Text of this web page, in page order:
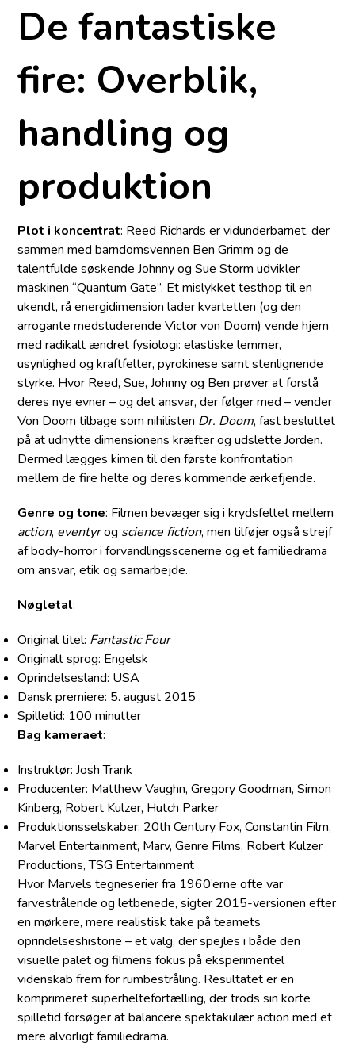
De fantastiske
fire: Overblik,
handling og
produktion
Plot i koncentrat: Reed Richards er vidunderbarnet, der
sammen med barndomsvennen Ben Grimm og de
talentfulde søskende Johnny og Sue Storm udvikler
maskinen “Quantum Gate”. Et mislykket testhop til en
ukendt, rå energi­dimension lader kvartetten (og den
arrogante medstuderende Victor von Doom) vende hjem
med radikalt ændret fysiologi: elastiske lemmer,
usynlighed og kraftfelter, pyrokinese samt stenlignende
styrke. Hvor Reed, Sue, Johnny og Ben prøver at forstå
deres nye evner – og det ansvar, der følger med – vender
Von Doom tilbage som nihilisten Dr. Doom, fast besluttet
på at udnytte dimensionens kræfter og udslette Jorden.
Dermed lægges kimen til den første konfrontation
mellem de fire helte og deres kommende ærkefjende.
Genre og tone: Filmen bevæger sig i krydsfeltet mellem
action, eventyrog science fiction, men tilføjer også strejf
af body-horror i forvandlings­scenerne og et familiedrama
om ansvar, etik og samarbejde.
Nøgletal:
Original titel: Fantastic Four
Originalt sprog: Engelsk
Oprindelsesland: USA
Dansk premiere: 5. august 2015
Spilletid: 100 minutter
Bag kameraet:
Instruktør: Josh Trank
Producenter: Matthew Vaughn, Gregory Goodman, Simon
Kinberg, Robert Kulzer, Hutch Parker
Produktionsselskaber: 20th Century Fox, Constantin Film,
Marvel Entertainment, Marv, Genre Films, Robert Kulzer
Productions, TSG Entertainment
Hvor Marvels tegneserier fra 1960’erne ofte var
farvestrålende og letbenede, sigter 2015-versionen efter
en mørkere, mere realistisk take på teamets
oprindelseshistorie – et valg, der spejles i både den
visuelle palet og filmens fokus på eksperimentel
videnskab frem for rumbestråling. Resultatet er en
komprimeret superheltefortælling, der trods sin korte
spilletid forsøger at balancere spektakulær action med et
mere alvorligt familiedrama.